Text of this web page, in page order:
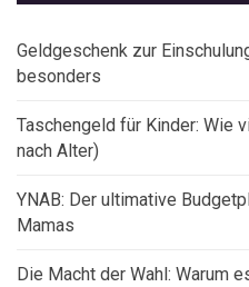
Geldgeschenk zur
besonders
Taschengeld für Kinder: Wie
nach Alter)
YNAB: Der ultimative
Mamas
Die Macht der Wahl: Warum